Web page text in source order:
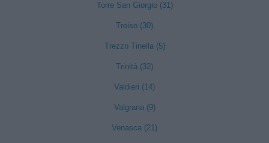
Torre San Giorgio (31)
Treiso (30)
Trezzo Tinella (5)
Trinità (32)
Valdieri (14)
Valgrana (9)
Venasca (21)